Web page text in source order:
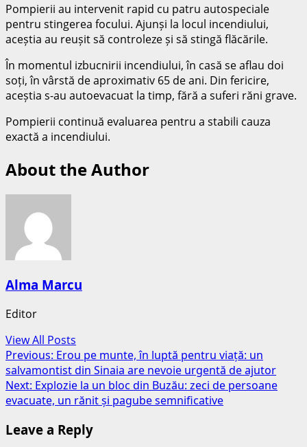
Pompierii au intervenit rapid cu patru autospeciale
pentru stingerea focului. Ajunși la locul incendiului,
aceștia au reușit să controleze și să stingă flăcările.
În momentul izbucnirii incendiului, în casă se aflau doi
soți, în vârstă de aproximativ 65 de ani. Din fericire,
aceștia s-au autoevacuat la timp, fără a suferi răni grave.
Pompierii continuă evaluarea pentru a stabili cauza
exactă a incendiului.
About the Author
Alma Marcu
Editor
View All Posts
Post
navigation
Previous: Erou pe munte, în luptă pentru viață: un
salvamontist din Sinaia are nevoie urgentă de ajutor
Next: Explozie la un bloc din Buzău: zeci de persoane
evacuate, un rănit și pagube semnificative
Leave a Reply